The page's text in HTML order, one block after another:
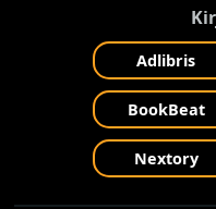
Adlibris
BookBeat
Nextory